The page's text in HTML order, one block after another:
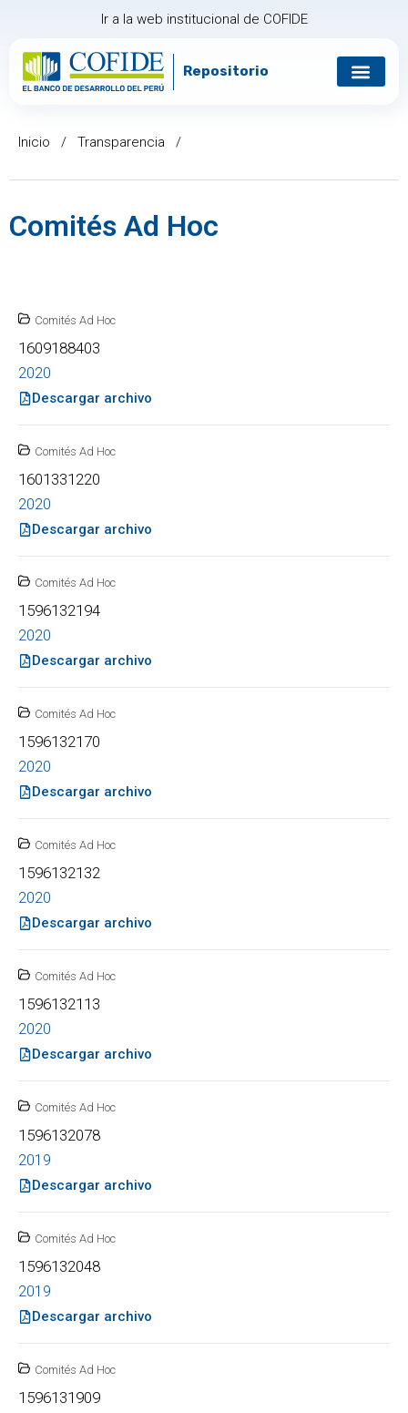
Ir a la web institucional de COFIDE
Repositorio
Inicio / Transparencia /
Comités Ad Hoc
Comités Ad Hoc
1609188403
2020
Descargar archivo
Comités Ad Hoc
1601331220
2020
Descargar archivo
Comités Ad Hoc
1596132194
2020
Descargar archivo
Comités Ad Hoc
1596132170
2020
Descargar archivo
Comités Ad Hoc
1596132132
2020
Descargar archivo
Comités Ad Hoc
1596132113
2020
Descargar archivo
Comités Ad Hoc
1596132078
2019
Descargar archivo
Comités Ad Hoc
1596132048
2019
Descargar archivo
Comités Ad Hoc
1596131909